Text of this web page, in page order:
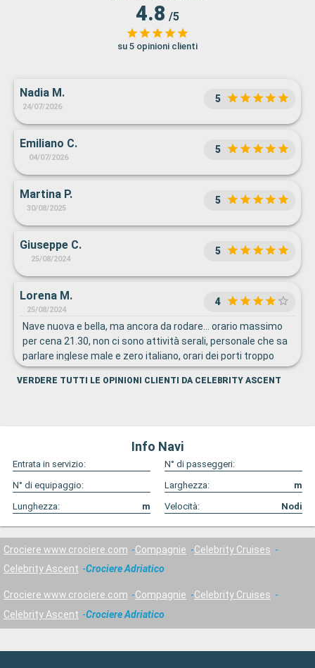
4.8 /5
su 5 opinioni clienti
Nadia M.
24/07/2026
5
Emiliano C.
04/07/2026
5
Martina P.
30/08/2025
5
Giuseppe C.
25/08/2024
5
Lorena M.
25/08/2024
4
Nave nuova e bella, ma ancora da rodare… orario massimo
per cena 21.30, non ci sono attività serali, personale che sa
parlare inglese male e zero italiano, orari dei porti troppo
stringenti che spezzavano la giornata, cabina con armadio
piccolissimo e in posizione della nave scomoda, piscine
VERDERE TUTTI LE OPINIONI CLIENTI DA CELEBRITY ASCENT
Info Navi
Entrata in servizio:
N° di passeggeri:
N° di equipaggio:
Larghezza:
m
Lunghezza:
m Velocità: Nodi
Crociere www.crociere.com Compagnie
Celebrity Cruises
Celebrity Ascent
Crociere Adriatico
Crociere www.crociere.com Compagnie
Celebrity Cruises
Celebrity Ascent
Crociere Adriatico